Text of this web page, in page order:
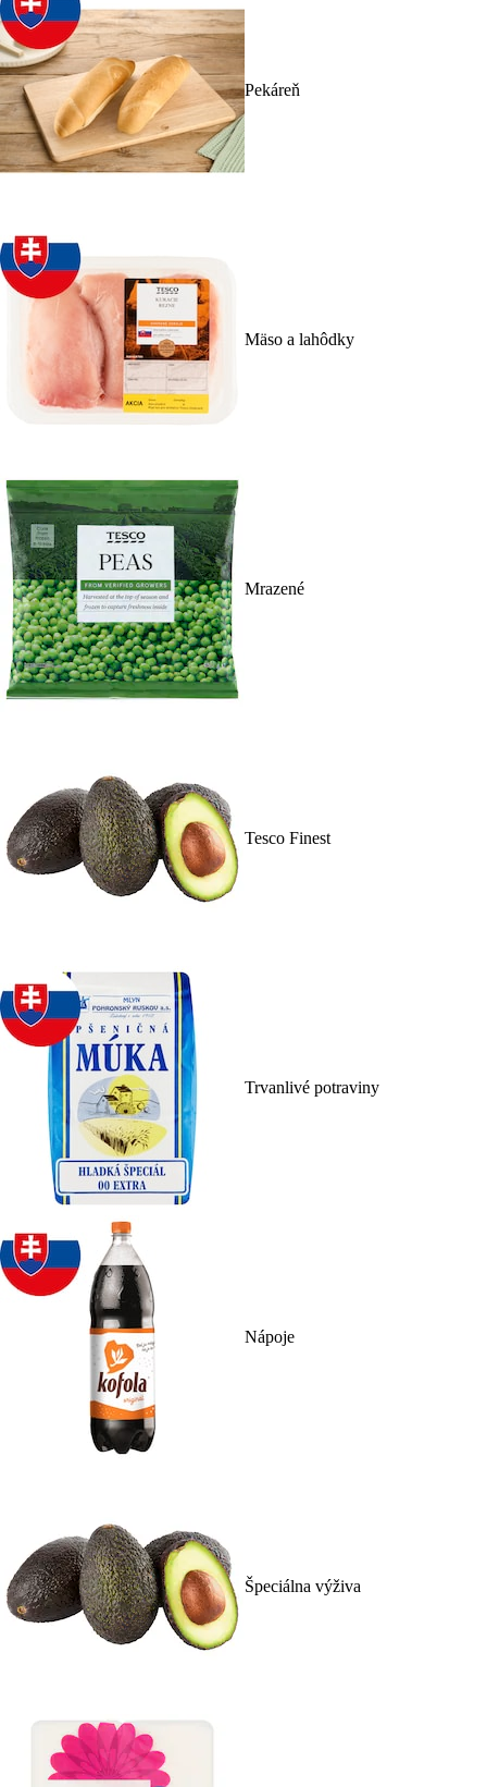
Pekáreň
Mäso a lahôdky
Mrazené
Tesco Finest
Trvanlivé potraviny
Nápoje
Špeciálna výživa